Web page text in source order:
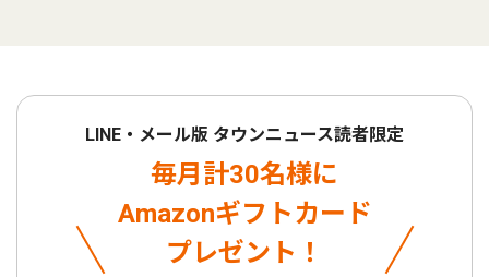
LINE・メール版 タウンニュース読者限定
毎月計30名様に
Amazonギフトカード
プレゼント！